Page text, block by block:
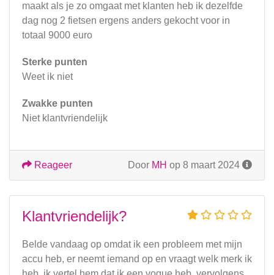
maakt als je zo omgaat met klanten heb ik dezelfde
dag nog 2 fietsen ergens anders gekocht voor in
totaal 9000 euro
Sterke punten
Weet ik niet
Zwakke punten
Niet klantvriendelijk
Door MH op 8 maart 2024
Reageer
Klantvriendelijk?
Belde vandaag op omdat ik een probleem met mijn
accu heb, er neemt iemand op en vraagt welk merk ik